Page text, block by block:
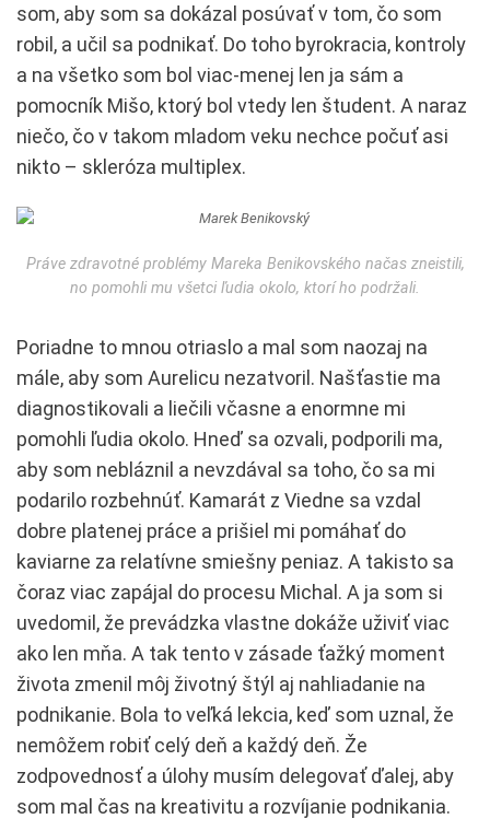
som, aby som sa dokázal posúvať v tom, čo som
robil, a učil sa podnikať. Do toho byrokracia, kontroly
a na všetko som bol viac-menej len ja sám a
pomocník Mišo, ktorý bol vtedy len študent. A naraz
niečo, čo v takom mladom veku nechce počuť asi
nikto – skleróza multiplex.
Práve zdravotné problémy Mareka Benikovského načas zneistili,
no pomohli mu všetci ľudia okolo, ktorí ho podržali.
Poriadne to mnou otriaslo a mal som naozaj na
mále, aby som Aurelicu nezatvoril. Našťastie ma
diagnostikovali a liečili včasne a enormne mi
pomohli ľudia okolo. Hneď sa ozvali, podporili ma,
aby som nebláznil a nevzdával sa toho, čo sa mi
podarilo rozbehnúť. Kamarát z Viedne sa vzdal
dobre platenej práce a prišiel mi pomáhať do
kaviarne za relatívne smiešny peniaz. A takisto sa
čoraz viac zapájal do procesu Michal. A ja som si
uvedomil, že prevádzka vlastne dokáže uživiť viac
ako len mňa. A tak tento v zásade ťažký moment
života zmenil môj životný štýl aj nahliadanie na
podnikanie. Bola to veľká lekcia, keď som uznal, že
nemôžem robiť celý deň a každý deň. Že
zodpovednosť a úlohy musím delegovať ďalej, aby
som mal čas na kreativitu a rozvíjanie podnikania.